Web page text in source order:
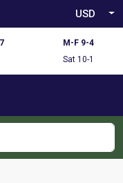
USD
M-F 9-4
Sat 10-1